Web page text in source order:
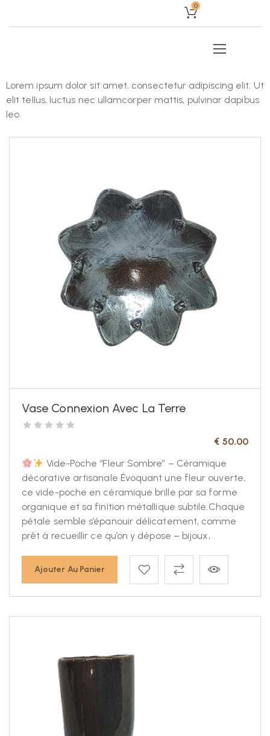
0
Lorem ipsum dolor sit amet, consectetur adipiscing elit. Ut
elit tellus, luctus nec ullamcorper mattis, pulvinar dapibus
leo.
Vase Connexion Avec La Terre
€ 50.00
Vide-Poche “Fleur Sombre” – Céramique
décorative artisanale Évoquant une fleur ouverte,
ce vide-poche en céramique brille par sa forme
organique et sa finition métallique subtile.Chaque
pétale semble s’épanouir délicatement, comme
prêt à recueillir ce qu’on y dépose – bijoux,
Ajouter Au Panier